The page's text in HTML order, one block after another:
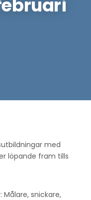
med
löpande fram tills
Målare, snickare,